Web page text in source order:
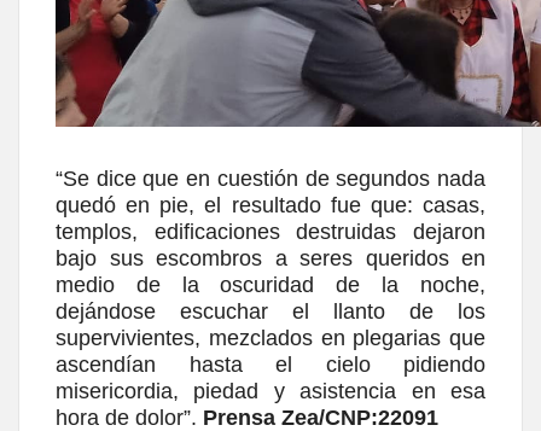
“Se dice que en cuestión de segundos nada
quedó en pie, el resultado fue que: casas,
templos, edificaciones destruidas dejaron
bajo sus escombros a seres queridos en
medio de la oscuridad de la noche,
dejándose escuchar el llanto de los
supervivientes, mezclados en plegarias que
ascendían hasta el cielo pidiendo
misericordia, piedad y asistencia en esa
hora de dolor”. Prensa Zea/CNP:22091